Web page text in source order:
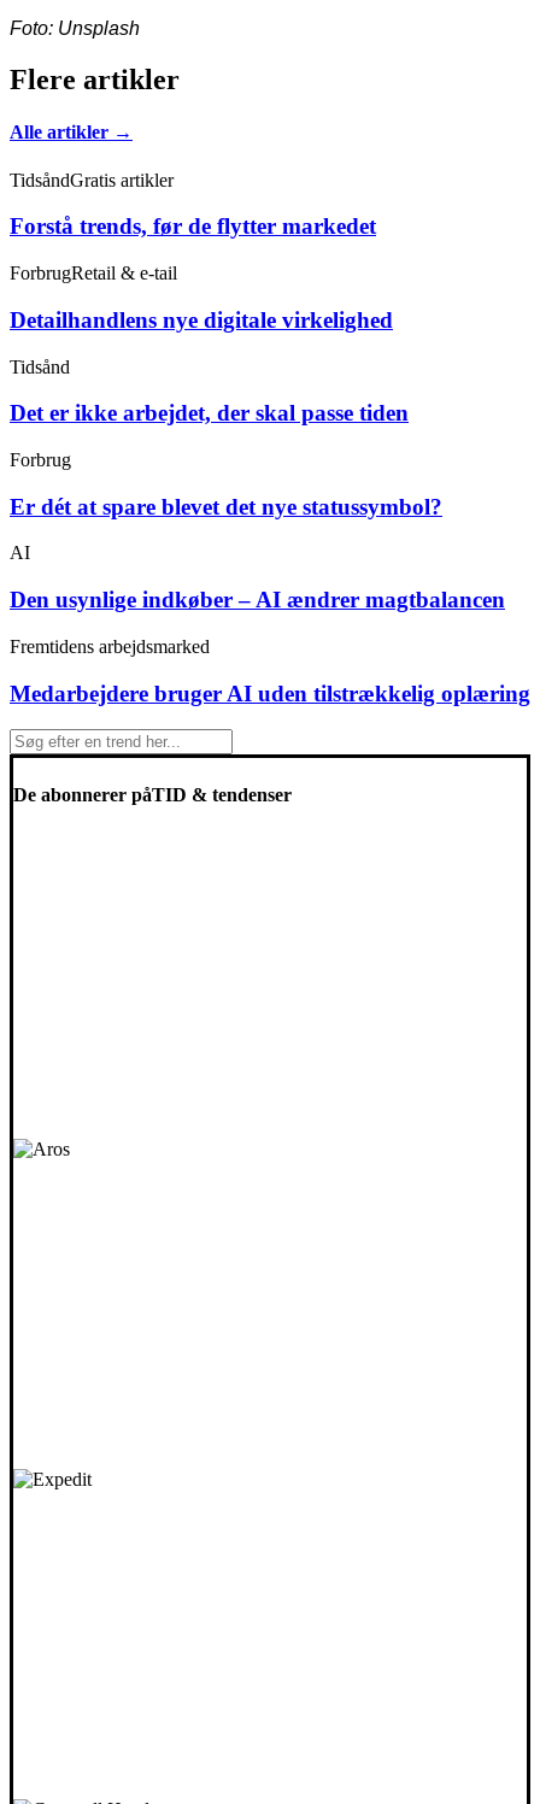
Foto: Unsplash
Flere artikler
Alle artikler →
TidsåndGratis artikler
Forstå trends, før de flytter markedet
ForbrugRetail & e-tail
Detailhandlens nye digitale virkelighed
Tidsånd
Det er ikke arbejdet, der skal passe tiden
Forbrug
Er dét at spare blevet det nye statussymbol?
AI
Den usynlige indkøber – AI ændrer magtbalancen
Fremtidens arbejdsmarked
Medarbejdere bruger AI uden tilstrækkelig oplæring
De abonnerer påTID & tendenser